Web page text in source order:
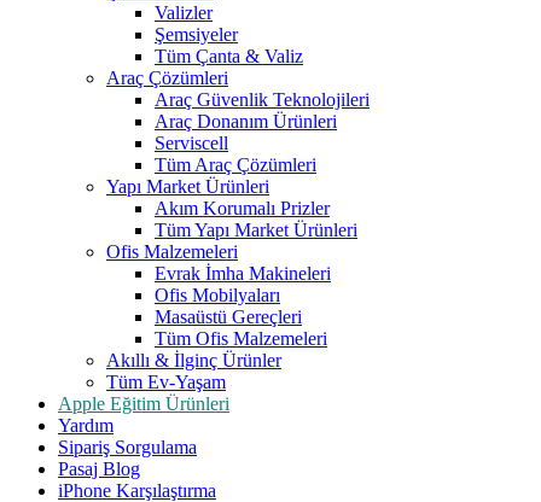
Valizler
Şemsiyeler
Tüm Çanta & Valiz
Araç Çözümleri
Araç Güvenlik Teknolojileri
Araç Donanım Ürünleri
Serviscell
Tüm Araç Çözümleri
Yapı Market Ürünleri
Akım Korumalı Prizler
Tüm Yapı Market Ürünleri
Ofis Malzemeleri
Evrak İmha Makineleri
Ofis Mobilyaları
Masaüstü Gereçleri
Tüm Ofis Malzemeleri
Akıllı & İlginç Ürünler
Tüm Ev-Yaşam
Apple Eğitim Ürünleri
Yardım
Sipariş Sorgulama
Pasaj Blog
iPhone Karşılaştırma